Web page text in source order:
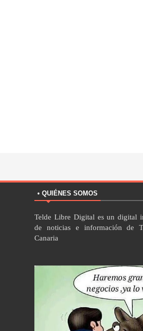
• QUIÉNES SOMOS
Telde Libre Digital es un digital
de noticias e información de
Canaria